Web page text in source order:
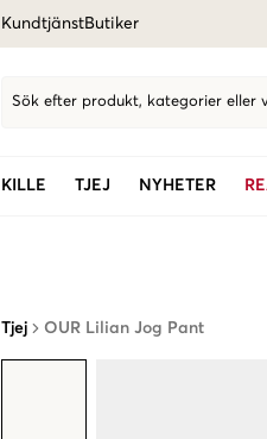
KundtjänstButiker
Sök efter produkt, kategorier eller
KILLE TJEJ NYHETER
Tjej OUR Lilian Jog Pant